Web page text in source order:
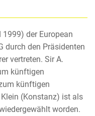
der European
durch den Präsidenten
vertreten. Sir A.
künftigen
künftigen
(Konstanz) ist als
worden.